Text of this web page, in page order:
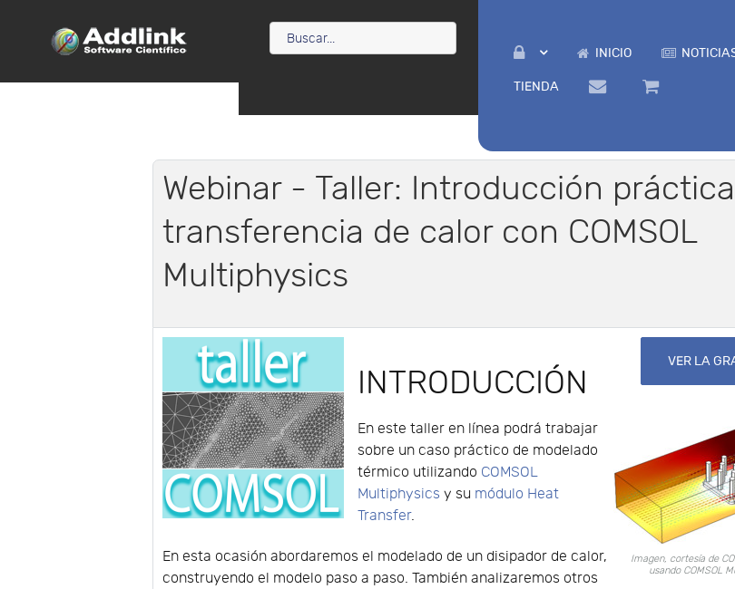
INICIO
TIENDA
Webinar - Taller: Introducción
transferencia de calor con COMSOL
Multiphysics
VER LA
INTRODUCCIÓN
Imagen, cortesía de
usando COMSOL
En este taller en línea podrá trabajar
sobre un caso práctico de modelado
térmico utilizando COMSOL
Multiphysics y su módulo Heat
Transfer.
En esta ocasión abordaremos el modelado de un disipador de calor,
construyendo el modelo paso a paso. También analizaremos otros